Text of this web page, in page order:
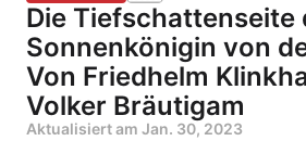
Die Tiefschattenseite
Sonnenkönigin von
Von Friedhelm
Volker Bräutigam
Aktualisiert am Jan. 30, 2023